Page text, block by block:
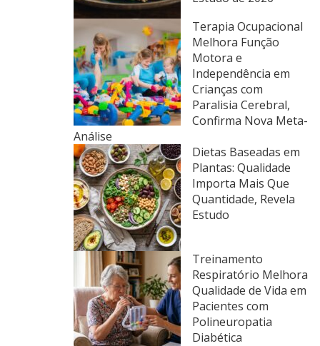
Terapia Ocupacional
Melhora Função
Motora e
Independência em
Crianças com
Paralisia Cerebral,
Confirma Nova Meta-
Análise
Dietas Baseadas em
Plantas: Qualidade
Importa Mais Que
Quantidade, Revela
Estudo
Treinamento
Respiratório Melhora
Qualidade de Vida em
Pacientes com
Polineuropatia
Diabética